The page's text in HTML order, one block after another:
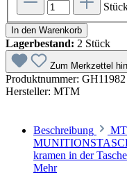
In den Warenkorb
Lagerbestand: 2 Stück
Zum Merkzettel
Produktnummer: GH11982
Hersteller: MTM
Beschreibung
kramen in der
Mehr